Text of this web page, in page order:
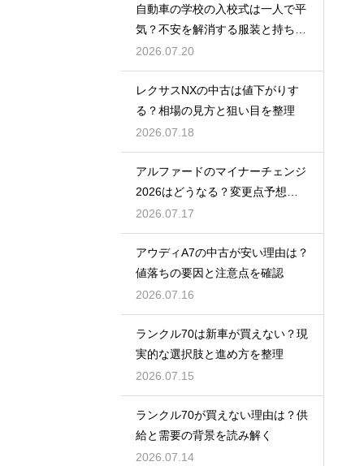
自動車の学校の入校式は一人で平
気？不安を解消する服装と持ち
物！
2026.07.20
レクサスNXの中古は値下がりす
る？相場の見方と狙い目を整理
2026.07.18
アルファードのマイナーチェンジ
2026はどうなる？変更点予想と
買い時
2026.07.17
アウディA7の中古が安い理由は？
値落ちの要因と注意点を確認
2026.07.16
ランクル70は新車が買えない？現
実的な選択肢と進め方を整理
2026.07.15
ランクル70が買えない理由は？供
給と需要の背景を読み解く
2026.07.14